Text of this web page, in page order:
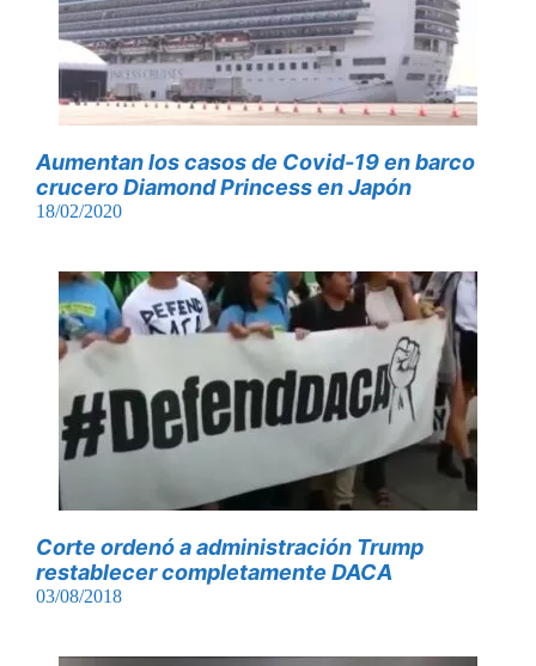
Aumentan los casos de Covid-19 en barco
crucero Diamond Princess en Japón
18/02/2020
Corte ordenó a administración Trump
restablecer completamente DACA
03/08/2018